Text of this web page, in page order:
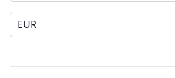
Valuta